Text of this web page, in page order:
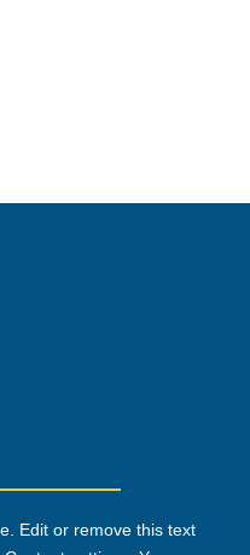
Edit or remove this text